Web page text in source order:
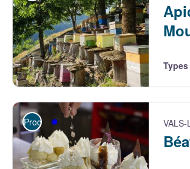
Remy delenne
Types
Producteurs VALS-